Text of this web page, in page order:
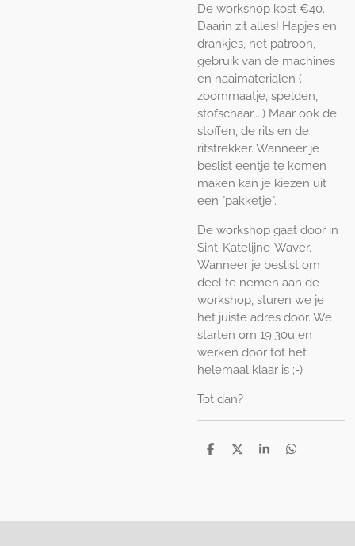
De workshop kost €40.
Daarin zit alles! Hapjes en
drankjes, het patroon,
gebruik van de machines
en naaimaterialen (
zoommaatje, spelden,
stofschaar,...) Maar ook de
stoffen, de rits en de
ritstrekker. Wanneer je
beslist eentje te komen
maken kan je kiezen uit
een "pakketje".
De workshop gaat door in
Sint-Katelijne-Waver.
Wanneer je beslist om
deel te nemen aan de
workshop, sturen we je
het juiste adres door. We
starten om 19.30u en
werken door tot het
helemaal klaar is ;-)
Tot dan?
D
D
S
D